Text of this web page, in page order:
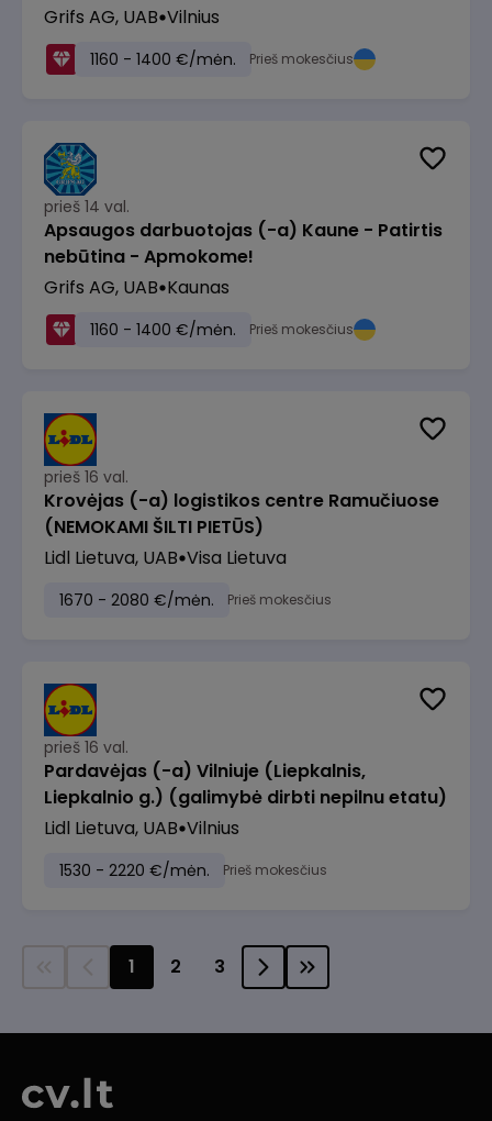
Grifs AG, UAB Vilnius
1160 - 1400 €/mėn. Prieš mokesčius
prieš 14 val.
Apsaugos darbuotojas (-a) Kaune - Patirtis
nebūtina - Apmokome!
Grifs AG, UAB Kaunas
1160 - 1400 €/mėn. Prieš mokesčius
prieš 16 val.
Krovėjas (-a) logistikos centre Ramučiuose
(NEMOKAMI ŠILTI PIETŪS)
Lidl Lietuva, UAB Visa Lietuva
1670 - 2080 €/mėn. Prieš mokesčius
prieš 16 val.
Pardavėjas (-a) Vilniuje (Liepkalnis,
Liepkalnio g.) (galimybė dirbti nepilnu etatu)
Lidl Lietuva, UAB Vilnius
1530 - 2220 €/mėn. Prieš mokesčius
1 2 3